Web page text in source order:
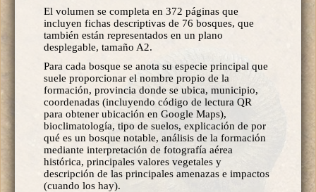
El volumen se completa en 372 páginas que
incluyen fichas descriptivas de 76 bosques, que
también están representados en un plano
desplegable, tamaño A2.
Para cada bosque se anota su especie principal que
suele proporcionar el nombre propio de la
formación, provincia donde se ubica, municipio,
coordenadas (incluyendo código de lectura QR
para obtener ubicación en Google Maps),
bioclimatología, tipo de suelos, explicación de por
qué es un bosque notable, análisis de la formación
mediante interpretación de fotografía aérea
histórica, principales valores vegetales y
descripción de las principales amenazas e impactos
(cuando los hay).